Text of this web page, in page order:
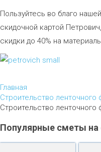
Пользуйтесь во благо нашей
скидочной картой Петрович,
скидки до 40% на
Главная
Строительство ленточного
Строительство
Популярные сметы на